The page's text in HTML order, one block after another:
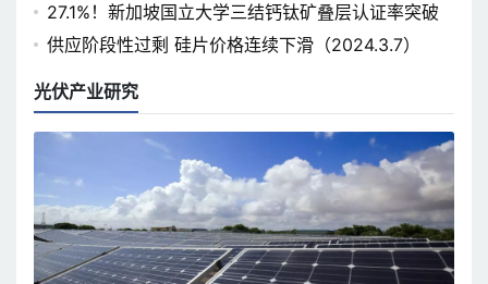
27.1%！新加坡国立大学三结钙钛矿叠层认证率突破
供应阶段性过剩 硅片价格连续下滑（2024.3.7）
光伏产业研究